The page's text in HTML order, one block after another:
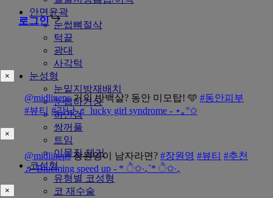
안면윤곽
눈썹뼈절삭
턱끝
광대
사각턱
눈성형
눈밑지방재배치
눈썹하거상
하안검
쌍꺼풀
트임
이물질 제거
코성형
유형별 코성형
코 재수술
로그인
×
@midlineps거의 반백살? 동안 미모탑! 🩵 #동안피부
#뷰티 #강남 ♬ lucky girl syndrome - ⋆｡°✩
×
@midlineps장원영이 남자라면? #장원영 #뷰티 #추천
♬ Blueming speed up - * ੈ✩‧₊˚* ੈ✩‧₊
×